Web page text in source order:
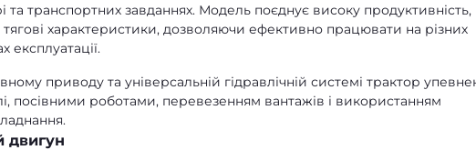
та транспортних завданнях. Модель поєднує високу продуктивність,
тягові характеристики, дозволяючи ефективно працювати на різних
експлуатації.
приводу та універсальній гідравлічній системі трактор
посівними роботами, перевезенням вантажів і використанням
двигун